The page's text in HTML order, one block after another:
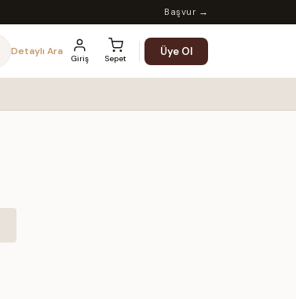
Başvur →
Detaylı Ara
Giriş Sepet
Üye Ol